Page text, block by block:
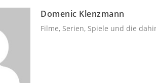
Domenic Klenzmann
Filme, Serien, Spiele und die